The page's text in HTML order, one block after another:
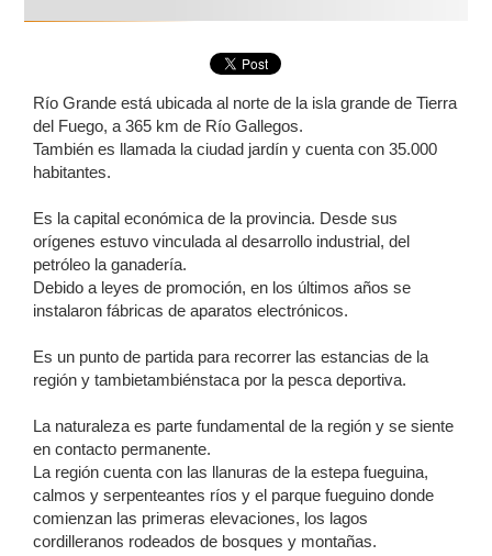
Río Grande está ubicada al norte de la isla grande de Tierra
del Fuego, a 365 km de Río Gallegos.
También es llamada la ciudad jardín y cuenta con 35.000
habitantes.
Es la capital económica de la provincia. Desde sus
orígenes estuvo vinculada al desarrollo industrial, del
petróleo la ganadería.
Debido a leyes de promoción, en los últimos años se
instalaron fábricas de aparatos electrónicos.
Es un punto de partida para recorrer las estancias de la
región y tambietambiénstaca por la pesca deportiva.
La naturaleza es parte fundamental de la región y se siente
en contacto permanente.
La región cuenta con las llanuras de la estepa fueguina,
calmos y serpenteantes ríos y el parque fueguino donde
comienzan las primeras elevaciones, los lagos
cordilleranos rodeados de bosques y montañas.